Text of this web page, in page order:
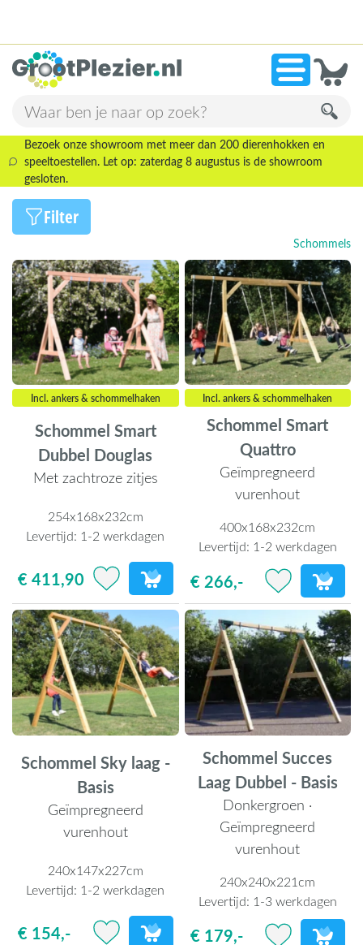
»13.945 beoordelingen!
Bezoek onze showroom met meer dan 200 dierenhokken en
speeltoestellen. Let op: zaterdag 8 augustus is de showroom
gesloten.
Filter
Schommels
Incl. ankers & schommelhaken
Schommel Smart
Dubbel Douglas
Met zachtroze zitjes
254x168x232cm
Levertijd: 1-2 werkdagen
€ 411,90
Incl. ankers & schommelhaken
Schommel Smart
Quattro
Geïmpregneerd
vurenhout
400x168x232cm
Levertijd: 1-2 werkdagen
€ 266,-
Schommel Sky laag -
Basis
Geïmpregneerd
vurenhout
240x147x227cm
Levertijd: 1-2 werkdagen
€ 154,-
Schommel Succes
Laag Dubbel - Basis
Donkergroen ·
Geïmpregneerd
vurenhout
240x240x221cm
Levertijd: 1-3 werkdagen
€ 179,-